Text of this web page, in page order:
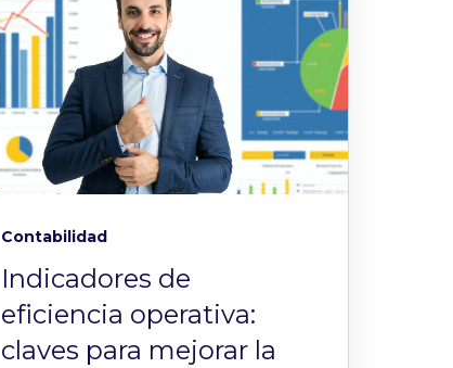
Contabilidad
Indicadores de
eficiencia operativa:
claves para mejorar la